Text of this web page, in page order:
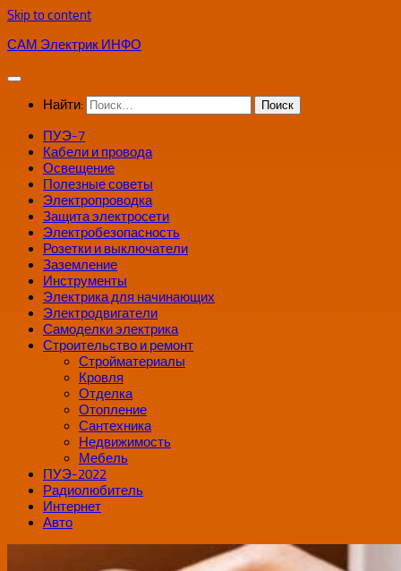
Skip to content
САМ Электрик ИНФО
Найти:
ПУЭ-7
Кабели и провода
Освещение
Полезные советы
Электропроводка
Защита электросети
Электробезопасность
Розетки и выключатели
Заземление
Инструменты
Электрика для начинающих
Электродвигатели
Самоделки электрика
Строительство и ремонт
Стройматериалы
Кровля
Отделка
Отопление
Сантехника
Недвижимость
Мебель
ПУЭ-2022
Радиолюбитель
Интернет
Авто